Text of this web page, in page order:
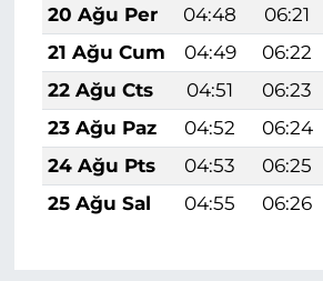
20 Ağu Per
04:48 06:21
21 Ağu Cum
04:49 06:22
22 Ağu Cts
04:51 06:23
23 Ağu Paz
04:52 06:24
24 Ağu Pts
04:53 06:25
25 Ağu Sal
04:55 06:26